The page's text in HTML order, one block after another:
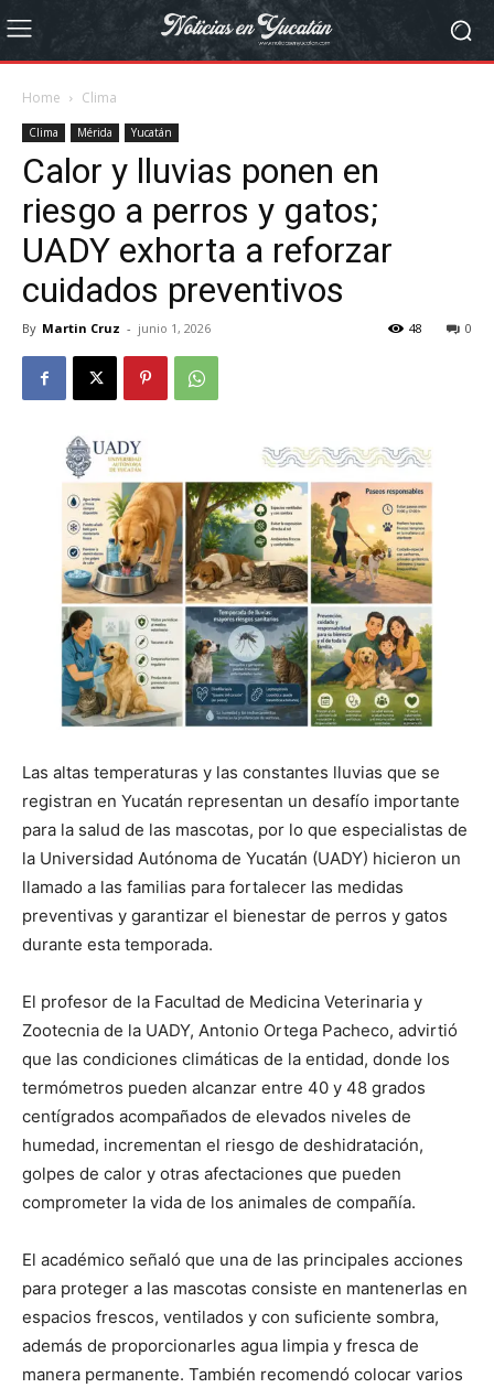
Home Clima
Clima Mérida Yucatán
Calor y lluvias ponen en
riesgo a perros y gatos;
UADY exhorta a reforzar
cuidados preventivos
By Martin Cruz - junio 1, 2026 0
48
Las altas temperaturas y las constantes lluvias que se
registran en Yucatán representan un desafío importante
para la salud de las mascotas, por lo que especialistas de
la Universidad Autónoma de Yucatán (UADY) hicieron un
llamado a las familias para fortalecer las medidas
preventivas y garantizar el bienestar de perros y gatos
durante esta temporada.
El profesor de la Facultad de Medicina Veterinaria y
Zootecnia de la UADY, Antonio Ortega Pacheco, advirtió
que las condiciones climáticas de la entidad, donde los
termómetros pueden alcanzar entre 40 y 48 grados
centígrados acompañados de elevados niveles de
humedad, incrementan el riesgo de deshidratación,
golpes de calor y otras afectaciones que pueden
comprometer la vida de los animales de compañía.
El académico señaló que una de las principales acciones
para proteger a las mascotas consiste en mantenerlas en
espacios frescos, ventilados y con suficiente sombra,
además de proporcionarles agua limpia y fresca de
manera permanente. También recomendó colocar varios